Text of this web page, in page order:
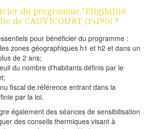
du programme "Eligibilité
de CAUVICOURT (14190) ?
pour bénéficier du programme :
zones géographiques h1 et h2 et dans un
de 2 ans;
du nombre d'habitants définis par le
fiscal de référence entrant dans la
par la loi.
également des séances de sensibilisation
des conseils thermiques visant à